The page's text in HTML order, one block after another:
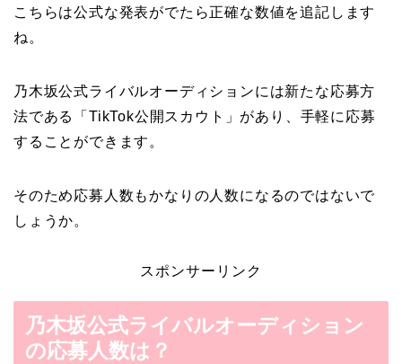
こちらは公式な発表がでたら正確な数値を追記します
ね。
乃木坂公式ライバルオーディションには新たな応募方
法である「TikTok公開スカウト」があり、手軽に応募
することができます。
そのため応募人数もかなりの人数になるのではないで
しょうか。
スポンサーリンク
乃木坂公式ライバルオーディション
の応募人数は？